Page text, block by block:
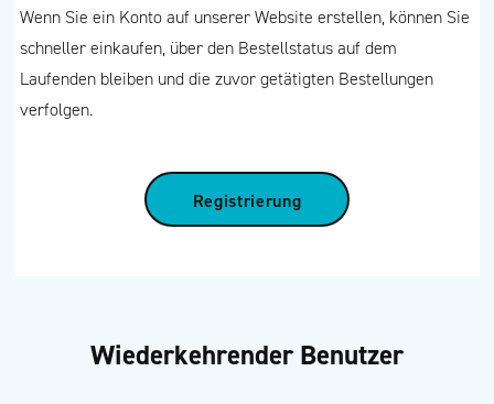
Wenn Sie ein Konto auf unserer Website erstellen, können Sie
schneller einkaufen, über den Bestellstatus auf dem
Laufenden bleiben und die zuvor getätigten Bestellungen
verfolgen.
Registrierung
Wiederkehrender Benutzer